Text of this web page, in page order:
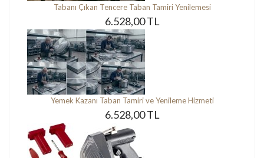
Tabanı Çıkan Tencere Taban Tamiri Yenilemesi
6.528,00 TL
Yemek Kazanı Taban Tamiri ve Yenileme Hizmeti
6.528,00 TL